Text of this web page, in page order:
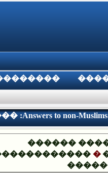
to non-Muslims'
������
�